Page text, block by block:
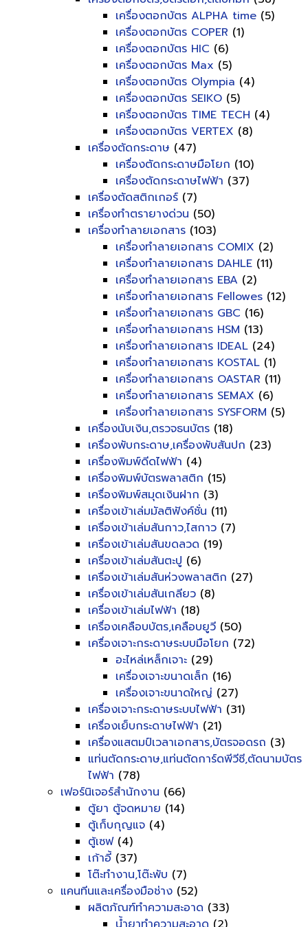
เครื่องตอกบัตร ALPHA time (5)
เครื่องตอกบัตร COPER (1)
เครื่องตอกบัตร HIC (6)
เครื่องตอกบัตร Max (5)
เครื่องตอกบัตร Olympia (4)
เครื่องตอกบัตร SEIKO (5)
เครื่องตอกบัตร TIME TECH (4)
เครื่องตอกบัตร VERTEX (8)
เครื่องตัดกระดาษ (47)
เครื่องตัดกระดาษมือโยก (10)
เครื่องตัดกระดาษไฟฟ้า (37)
เครื่องตัดสติกเกอร์ (7)
เครื่องทำตรายางด่วน (50)
เครื่องทำลายเอกสาร (103)
เครื่องทำลายเอกสาร COMIX (2)
เครื่องทำลายเอกสาร DAHLE (11)
เครื่องทำลายเอกสาร EBA (2)
เครื่องทำลายเอกสาร Fellowes (12)
เครื่องทำลายเอกสาร GBC (16)
เครื่องทำลายเอกสาร HSM (13)
เครื่องทำลายเอกสาร IDEAL (24)
เครื่องทำลายเอกสาร KOSTAL (1)
เครื่องทำลายเอกสาร OASTAR (11)
เครื่องทำลายเอกสาร SEMAX (6)
เครื่องทำลายเอกสาร SYSFORM (5)
เครื่องนับเงิน,ตรวจธนบัตร (18)
เครื่องพับกระดาษ,เครื่องพับสันปก (23)
เครื่องพิมพ์ดีดไฟฟ้า (4)
เครื่องพิมพ์บัตรพลาสติก (15)
เครื่องพิมพ์สมุดเงินฝาก (3)
เครื่องเข้าเล่มมัลติฟังค์ชั่น (11)
เครื่องเข้าเล่มสันกาว,ไสกาว (7)
เครื่องเข้าเล่มสันขดลวด (19)
เครื่องเข้าเล่มสันตะปู (6)
เครื่องเข้าเล่มสันห่วงพลาสติก (27)
เครื่องเข้าเล่มสันเกลียว (8)
เครื่องเข้าเล่มไฟฟ้า (18)
เครื่องเคลือบบัตร,เคลือบยูวี (50)
เครื่องเจาะกระดาษระบบมือโยก (72)
อะไหล่เหล็กเจาะ (29)
เครื่องเจาะขนาดเล็ก (16)
เครื่องเจาะขนาดใหญ่ (27)
เครื่องเจาะกระดาษระบบไฟฟ้า (31)
เครื่องเย็บกระดาษไฟฟ้า (21)
เครื่องแสตมป์เวลาเอกสาร,บัตรจอดรถ (3)
แท่นตัดกระดาษ,แท่นตัดการ์ดพีวีซี,ตัดนามบัตร
ไฟฟ้า (78)
เฟอร์นิเจอร์สำนักงาน (66)
ตู้ยา ตู้จดหมาย (14)
ตู้เก็บกุญแจ (4)
ตู้เซฟ(4)
เก้าอี้ (37)
โต๊ะทำงาน,โต๊ะพับ (7)
แคนทีนและเครื่องมือช่าง (52)
ผลิตภัณฑ์ทำความสะอาด (33)